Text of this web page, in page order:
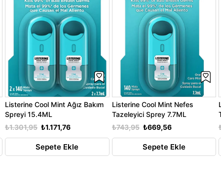
Listerine Cool Mint Ağız Bakım
Spreyi 15.4ML
₺1.171,76
₺1.301,95
Sepete Ekle
Listerine Cool Mint Nefes
Tazeleyici Sprey 7.7ML
₺669,56
₺743,95
Sepete Ekle